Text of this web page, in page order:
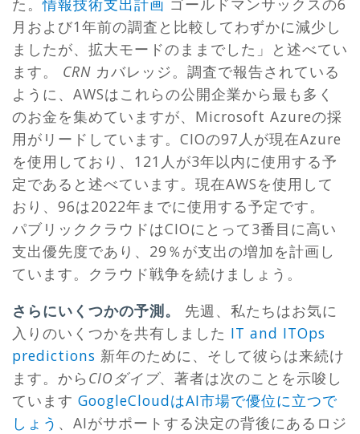
た。情報技術支出計画 ゴールドマンサックスの6
月および1年前の調査と比較してわずかに減少し
ましたが、拡大モードのままでした」と述べてい
ます。 CRN カバレッジ。調査で報告されている
ように、AWSはこれらの公開企業から最も多く
のお金を集めていますが、Microsoft Azureの採
用がリードしています。CIOの97人が現在Azure
を使用しており、121人が3年以内に使用する予
定であると述べています。現在AWSを使用して
おり、96は2022年までに使用する予定です。
パブリッククラウドはCIOにとって3番目に高い
支出優先度であり、29％が支出の増加を計画し
ています。クラウド戦争を続けましょう。
さらにいくつかの予測。 先週、私たちはお気に
入りのいくつかを共有しました IT and ITOps
predictions 新年のために、そして彼らは来続け
ます。から CIOダイブ、著者は次のことを示唆し
ています GoogleCloudはAI市場で優位に立つで
しょう 、AIがサポートする決定の背後にあるロジ